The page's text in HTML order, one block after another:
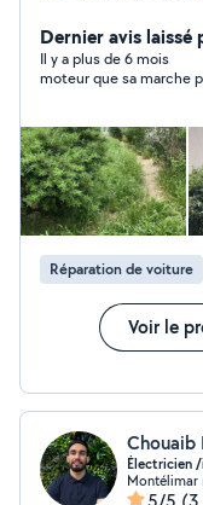
déchèterie . CÔTÉ JARDIN Tonte de pelouse
Débroussaillage Élagage de haie Coupe d'arbres CÔTÉ
BÂTIMENT peinture intérieur extérieur Réparation
Ponctuelle Serviable
Dernier avis laissé
Il y a plus de 6 mois
moteur que sa marche
Réparation de voiture
Voir le
Chouaib
Électricien
Montélimar